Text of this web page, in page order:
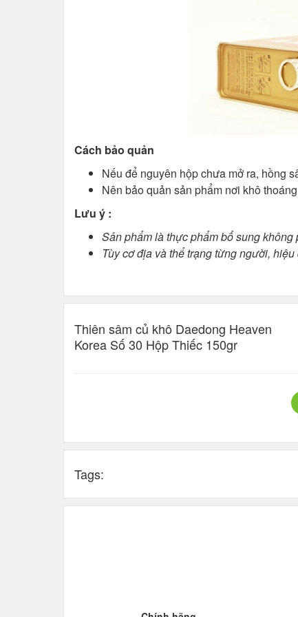
Cách bảo quản
Nếu để nguyên hộp chưa mở ra, hồng
Nên bảo quản sản phẩm nơi khô
Lưu ý :
Sản phẩm là thực phẩm bổ sung
Tùy cơ địa và thể trạng từng người,
Thiên sâm củ khô Daedong Heaven
Korea Số 30 Hộp Thiếc 150gr
Tags: